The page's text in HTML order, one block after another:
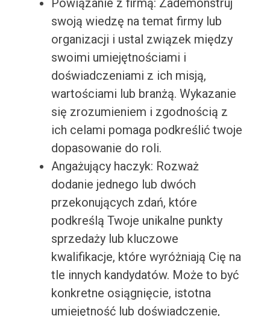
Powiązanie z firmą: Zademonstruj
swoją wiedzę na temat firmy lub
organizacji i ustal związek między
swoimi umiejętnościami i
doświadczeniami z ich misją,
wartościami lub branżą. Wykazanie
się zrozumieniem i zgodnością z
ich celami pomaga podkreślić twoje
dopasowanie do roli.
Angażujący haczyk: Rozważ
dodanie jednego lub dwóch
przekonujących zdań, które
podkreślą Twoje unikalne punkty
sprzedaży lub kluczowe
kwalifikacje, które wyróżniają Cię na
tle innych kandydatów. Może to być
konkretne osiągnięcie, istotna
umiejętność lub doświadczenie,